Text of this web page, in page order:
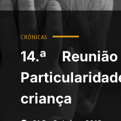
CRÓNICAS
14.ª
criança